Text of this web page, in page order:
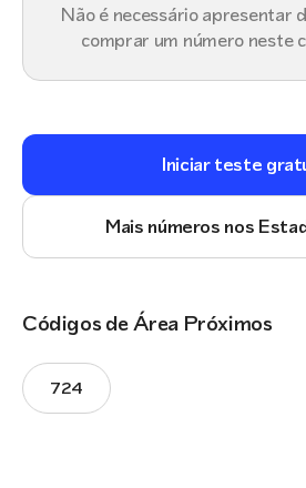
Não é necessário apresentar
comprar um número neste
Iniciar teste
Mais números nos
Códigos de Área Próximos
724